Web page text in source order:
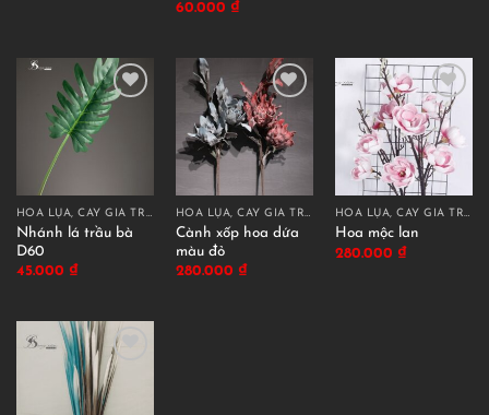
60.000 ₫
HOA LỤA, CÂY GIẢ TRANG TRÍ CAO CẤP
Nhánh lá trầu bà
D60
45.000 ₫
HOA LỤA, CÂY GIẢ TRANG TRÍ CAO CẤP
Cành xốp hoa dứa
màu đỏ
280.000 ₫
HOA LỤA, CÂY GIẢ TRANG TRÍ CAO CẤP
Hoa mộc lan
280.000 ₫